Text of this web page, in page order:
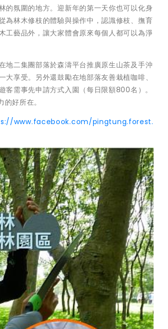
的氛圍的地方。迎新年的第一天你也可以化身
為林木修枝的體驗與操作中，認識修枝、撫育
工藝品外，讓大家體會原來每個人都可以為淨
地二集團部落於森濤平台推廣原生山茶及手沖
享受。另外還鼓勵在地部落友善栽植咖啡、
需事先申請方式入園（每日限額800名）。
好所在。
www.facebook.com/pingtung.forest.